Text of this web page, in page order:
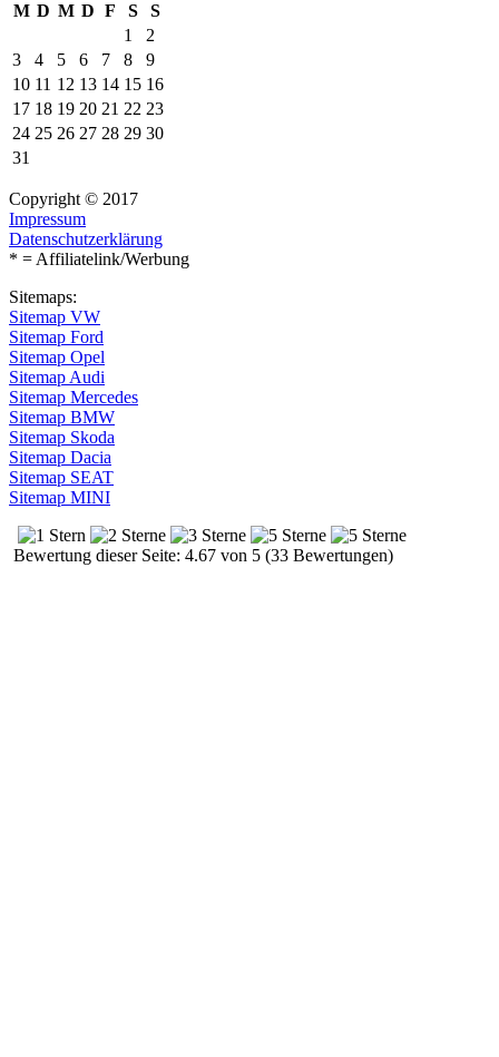
M D M D F S
S
1
2
3
4 5 6 7 8
9
10 11 12 13 14 15 16
17 18 19 20 21 22 23
24 25 26 27 28 29 30
31
Copyright © 2017
Impressum
Datenschutzerklärung
* = Affiliatelink/Werbung
Sitemaps:
Sitemap VW
Sitemap Ford
Sitemap Opel
Sitemap Audi
Sitemap Mercedes
Sitemap BMW
Sitemap Skoda
Sitemap Dacia
Sitemap SEAT
Sitemap MINI
Bewertung dieser Seite: 4.67 von 5 (33 Bewertungen)